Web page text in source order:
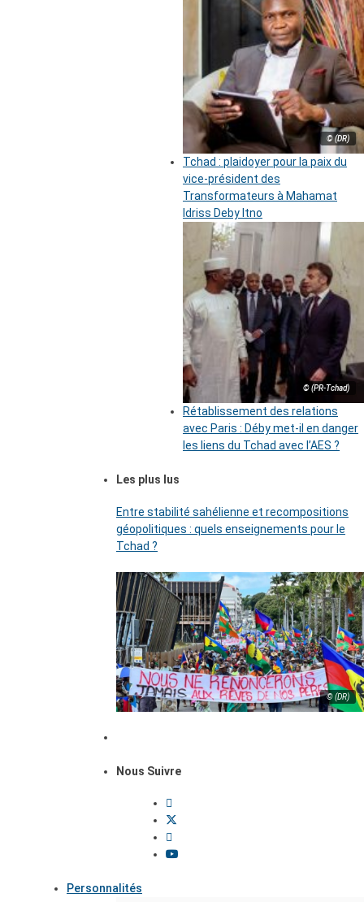
© (DR)
Tchad : plaidoyer pour la paix du
vice-président des
Transformateurs à Mahamat
Idriss Deby Itno
© (PR-Tchad)
Rétablissement des relations
avec Paris : Déby met-il en danger
les liens du Tchad avec l’AES ?
Les plus lus
Entre stabilité sahélienne et recompositions
géopolitiques : quels enseignements pour le
Tchad ?
© (DR)
Nous Suivre
Personnalités